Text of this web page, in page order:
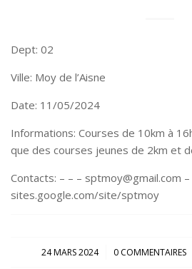
Dept: 02
Ville: Moy de l’Aisne
Date: 11/05/2024
Informations: Courses de 10km à
que des courses jeunes de 2km et
Contacts: – – – sptmoy@gmail.com
sites.google.com/site/sptmoy
24 MARS 2024
/ 0 COMMENTAIRES
/